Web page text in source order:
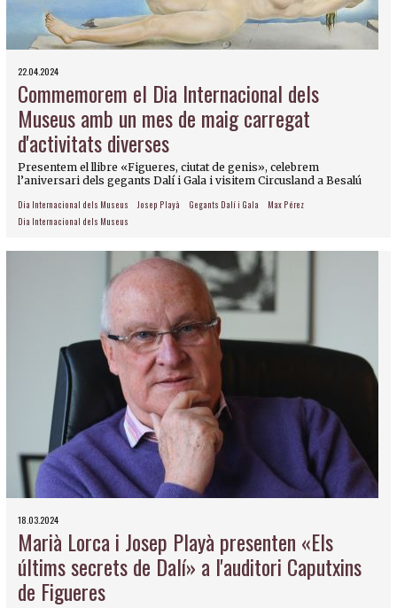
22.04.2024
Commemorem el Dia Internacional dels
Museus amb un mes de maig carregat
d'activitats diverses
Presentem el llibre «Figueres, ciutat de genis», celebrem
l’aniversari dels gegants Dalí i Gala i visitem Circusland a Besalú
Dia Internacional dels Museus Josep Playà Gegants Dalí i Gala
Max Pérez
Dia Internacional dels Museus
18.03.2024
Marià Lorca i Josep Playà presenten «Els
últims secrets de Dalí» a l'auditori Caputxins
de Figueres